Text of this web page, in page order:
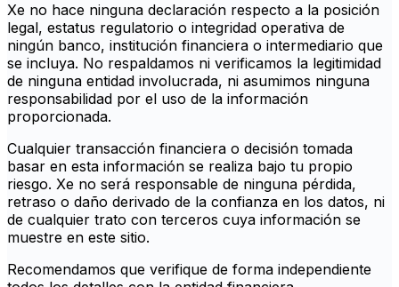
Xe no hace ninguna declaración respecto a la posición
legal, estatus regulatorio o integridad operativa de
ningún banco, institución financiera o intermediario que
se incluya. No respaldamos ni verificamos la legitimidad
de ninguna entidad involucrada, ni asumimos ninguna
responsabilidad por el uso de la información
proporcionada.
Cualquier transacción financiera o decisión tomada
basar en esta información se realiza bajo tu propio
riesgo. Xe no será responsable de ninguna pérdida,
retraso o daño derivado de la confianza en los datos, ni
de cualquier trato con terceros cuya información se
muestre en este sitio.
Recomendamos que verifique de forma independiente